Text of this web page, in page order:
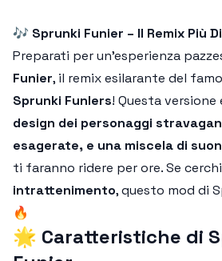
🎶 Sprunki Funier – Il Remix Più
Preparati per un'esperienza
Funier, il remix esilarante del
Sprunki Funlers! Questa
design dei personaggi
esagerate, e una miscela di
ti faranno ridere per ore. Se cerchi
intrattenimento, questo mod di
🔥
🌟 Caratteristiche di